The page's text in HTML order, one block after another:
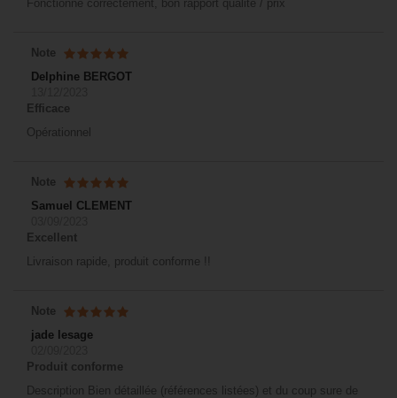
Fonctionne correctement, bon rapport qualité / prix
Note
Delphine BERGOT
Efficace
Opérationnel
Note
Samuel CLEMENT
Excellent
Livraison rapide, produit conforme !!
Note
jade lesage
Produit conforme
Description Bien détaillée (références listées) et du coup sure de